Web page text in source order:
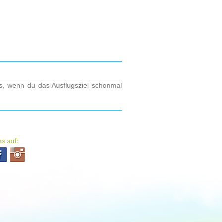
wenn du das Ausflugsziel schonmal
auf: